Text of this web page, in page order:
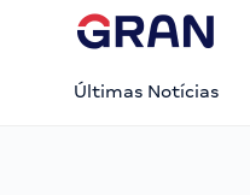
Últimas Notícias